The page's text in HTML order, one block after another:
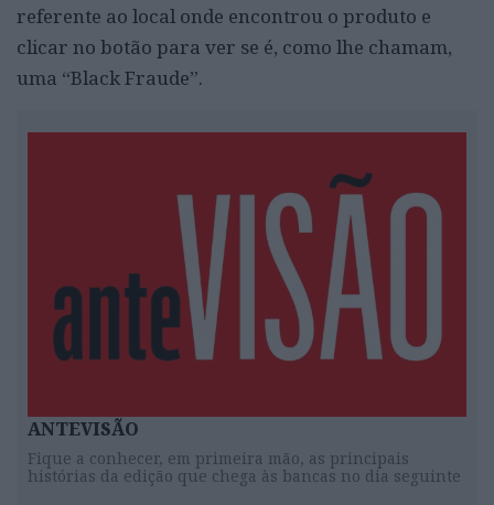
referente ao local onde encontrou o produto e
clicar no botão para ver se é, como lhe chamam,
uma “Black Fraude”.
ANTEVISÃO
Fique a conhecer, em primeira mão, as principais
histórias da edição que chega às bancas no dia seguinte